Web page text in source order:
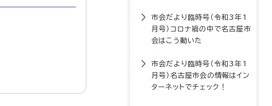
市会だより臨時号（令和3年1
月号）コロナ禍の中で名古屋市
会はこう動いた
市会だより臨時号（令和3年1
月号）名古屋市会の情報はイン
ターネットでチェック！